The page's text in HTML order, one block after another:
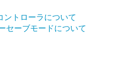
ントローラについて
セーブモードについて